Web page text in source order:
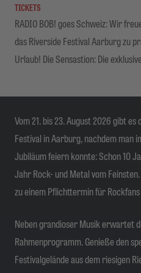
TICKETS
RADIO BOB! goes Schweiz: Wir
das Riverside Festival Aarburg zu
Urlaub! Die Sensastion: Die
Vom 21. bis 23. August 2026 gibt
Festival in Aarburg, nachdem man
Jubiläum feiern konnte: Schon 10
Jahr Rock- und Metal vom
zu einem Pflichttermin für
Neben grandioser Musik erwartet
Rahmenprogramm. Genieße den
Festivalgelände aus dem riesigen